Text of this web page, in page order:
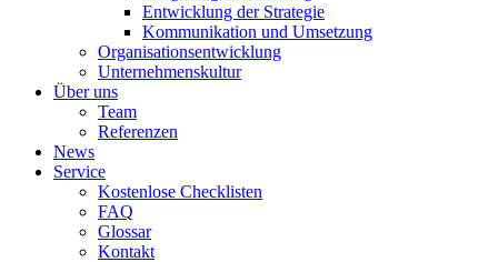
Entwicklung der Strategie
Kommunikation und Umsetzung
Organisationsentwicklung
Unternehmenskultur
Über uns
Team
Referenzen
News
Service
Kostenlose Checklisten
FAQ
Glossar
Kontakt